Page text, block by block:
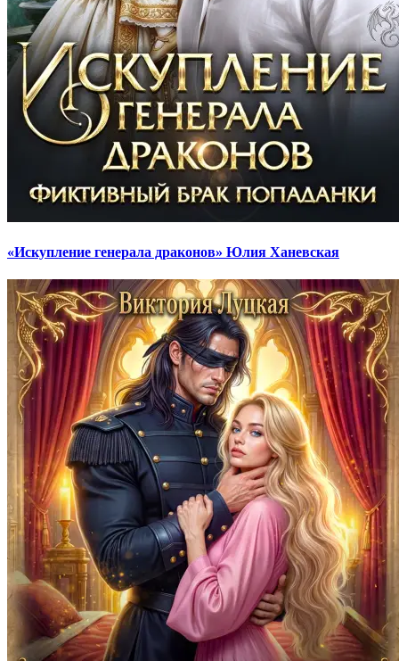
«Искупление генерала драконов» Юлия Ханевская